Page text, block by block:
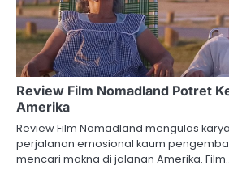
Review Film Nomadland Potret
Amerika
Review Film Nomadland mengulas
perjalanan emosional kaum
mencari makna di jalanan Amerika.